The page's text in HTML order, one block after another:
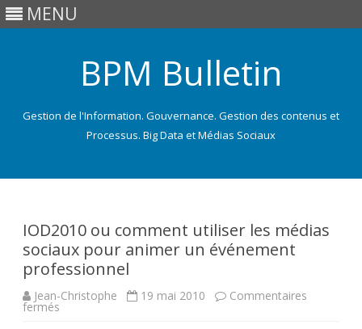
MENU
BPM Bulletin
Gestion de l'Information. Gouvernance. Gestion des contenus et
Processus. Big Data et Médias Sociaux
IOD2010 ou comment utiliser les médias
sociaux pour animer un événement
professionnel
Jean-Christophe 19 mai 2010 Commentaires
fermés